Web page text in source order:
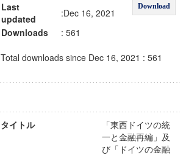
Download
Last
updated
:Dec 16, 2021
Downloads
: 561
Total downloads since Dec 16, 2021 : 561
タイトル
「東西ドイツの統
一と金融再編」及
び「ドイツの金融